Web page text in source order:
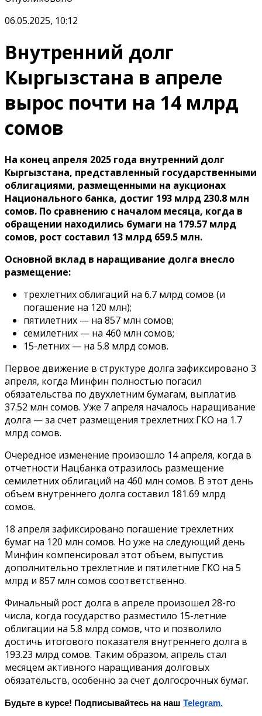
06.05.2025, 10:12
Внутренний долг
Кыргызстана в апреле
вырос почти на 14 млрд
сомов
На конец апреля 2025 года внутренний долг
Кыргызстана, представленный государственными
облигациями, размещенными на аукционах
Национального банка, достиг 193 млрд 230.8 млн
сомов. По сравнению с началом месяца, когда в
обращении находились бумаги на 179.57 млрд
сомов, рост составил 13 млрд 659.5 млн.
Основной вклад в наращивание долга внесло
размещение:
трехлетних облигаций на 6.7 млрд сомов (и
погашение на 120 млн);
пятилетних — на 857 млн сомов;
семилетних — на 460 млн сомов;
15-летних — на 5.8 млрд сомов.
Первое движение в структуре долга зафиксировано 3
апреля, когда Минфин полностью погасил
обязательства по двухлетним бумагам, выплатив
37.52 млн сомов. Уже 7 апреля началось наращивание
долга — за счет размещения трехлетних ГКО на 1.7
млрд сомов.
Очередное изменение произошло 14 апреля, когда в
отчетности Нацбанка отразилось размещение
семилетних облигаций на 460 млн сомов. В этот день
объем внутреннего долга составил 181.69 млрд
сомов.
18 апреля зафиксировано погашение трехлетних
бумаг на 120 млн сомов. Но уже на следующий день
Минфин компенсировал этот объем, выпустив
дополнительно трехлетние и пятилетние ГКО на 5
млрд и 857 млн сомов соответственно.
Финальный рост долга в апреле произошел 28-го
числа, когда государство разместило 15-летние
облигации на 5.8 млрд сомов, что и позволило
достичь итогового показателя внутреннего долга в
193.23 млрд сомов. Таким образом, апрель стал
месяцем активного наращивания долговых
обязательств, особенно за счет долгосрочных бумаг.
Будьте в курсе! Подписывайтесь на наш Telegram.